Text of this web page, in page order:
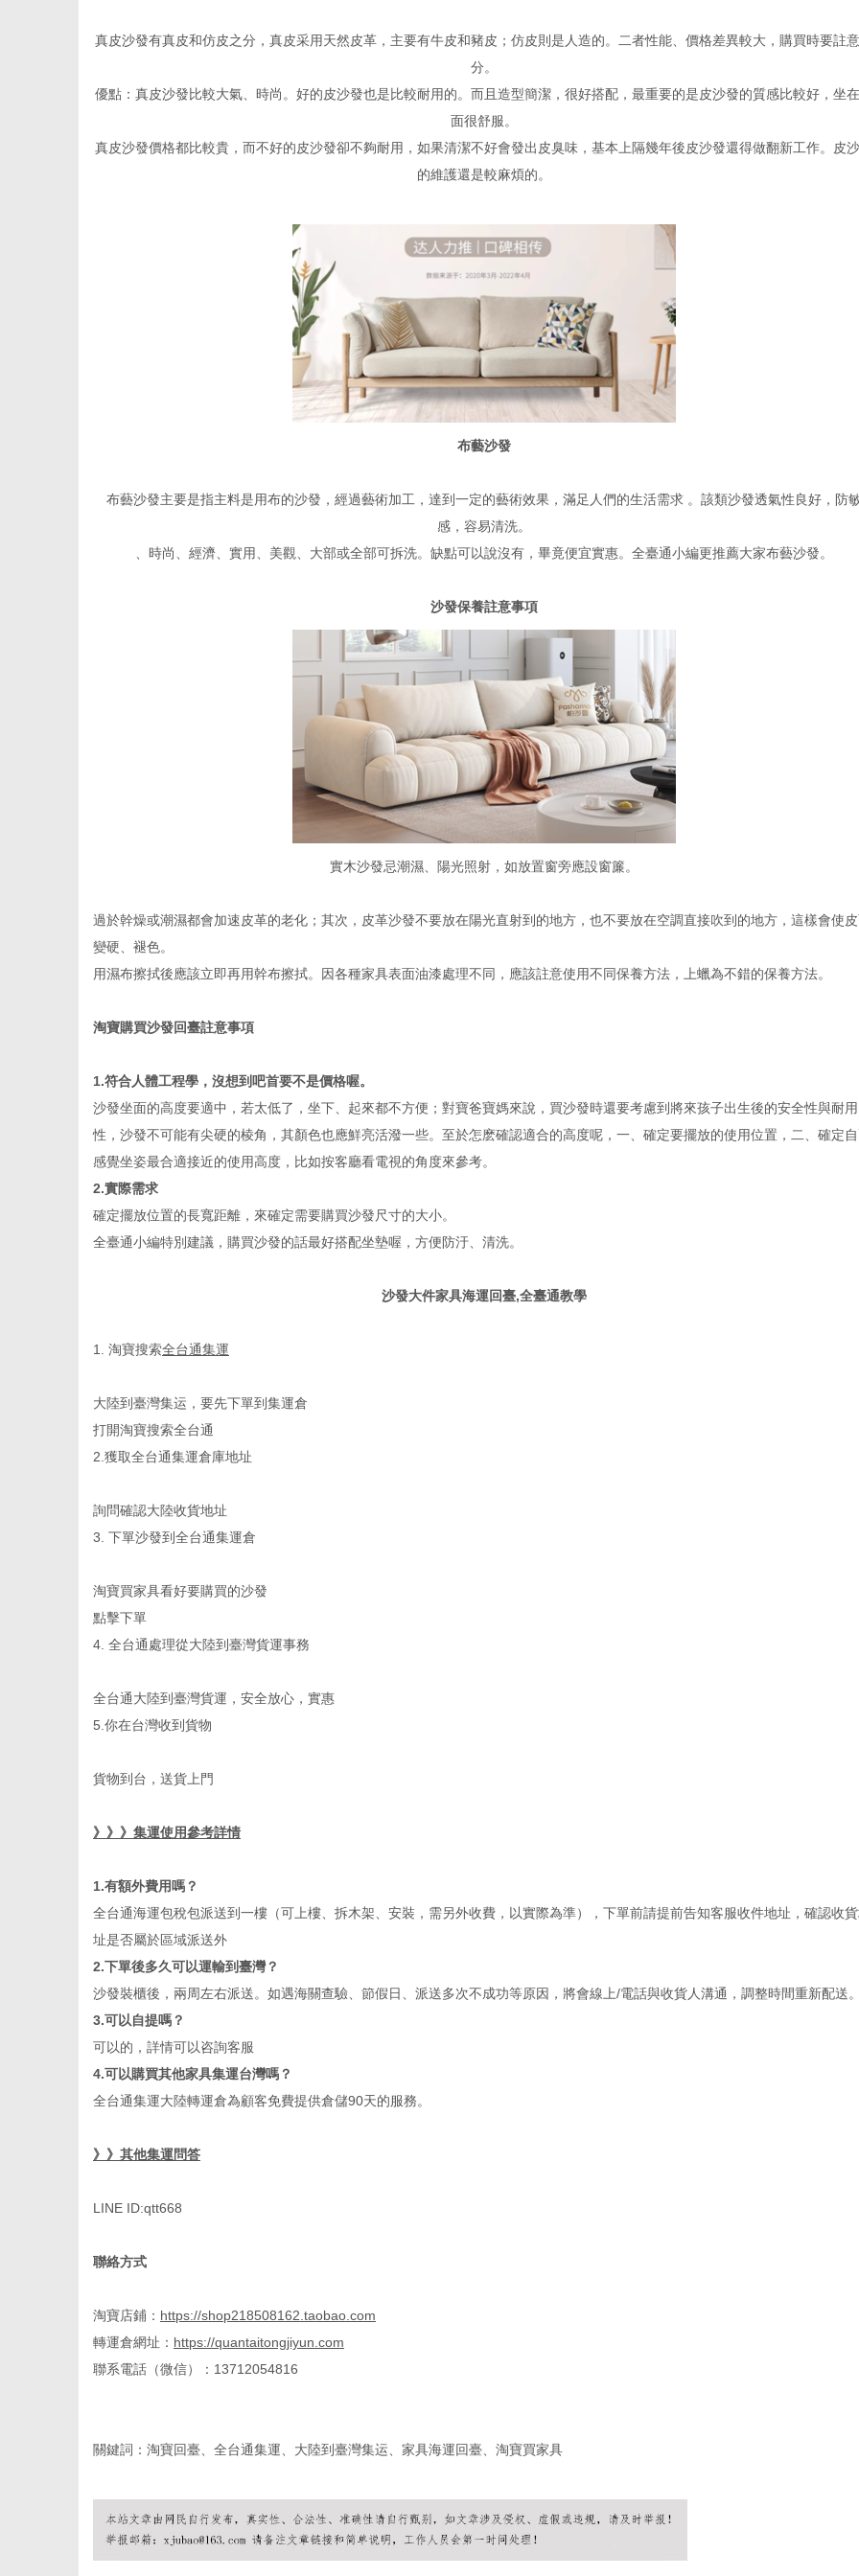
真皮沙發有真皮和仿皮之分，真皮采用天然皮革，主要有牛皮和豬皮；仿皮則是人造的。二者性能、價格差異較大，購買時要註
分。
優點：真皮沙發比較大氣、時尚。好的皮沙發也是比較耐用的。而且造型簡潔，很好搭配，最重要的是皮沙發的質感比較好，坐
面很舒服。
真皮沙發價格都比較貴，而不好的皮沙發卻不夠耐用，如果清潔不好會發出皮臭味，基本上隔幾年後皮沙發還得做翻新工作。皮
的維護還是較麻煩的。
布藝沙發
布藝沙發主要是指主料是用布的沙發，經過藝術加工，達到一定的藝術效果，滿足人們的生活需求 。該類沙發透氣性良好，防
感，容易清洗。
、時尚、經濟、實用、美觀、大部或全部可拆洗。缺點可以說沒有，畢竟便宜實惠。全臺通小編更推薦大家布藝沙發。
沙發保養註意事項
實木沙發忌潮濕、陽光照射，如放置窗旁應設窗簾。
過於幹燥或潮濕都會加速皮革的老化；其次，皮革沙發不要放在陽光直射到的地方，也不要放在空調直接吹到的地方，這樣會使
變硬、褪色。
用濕布擦拭後應該立即再用幹布擦拭。因各種家具表面油漆處理不同，應該註意使用不同保養方法，上蠟為不錯的保養方法。
淘寶購買沙發回臺註意事項
1.符合人體工程學，沒想到吧首要不是價格喔。
沙發坐面的高度要適中，若太低了，坐下、起來都不方便；對寶爸寶媽來說，買沙發時還要考慮到將來孩子出生後的安全性與耐用
性，沙發不可能有尖硬的棱角，其顏色也應鮮亮活潑一些。至於怎麽確認適合的高度呢，一、確定要擺放的使用位置，二、確定
感覺坐姿最合適接近的使用高度，比如按客廳看電視的角度來參考。
2.實際需求
確定擺放位置的長寬距離，來確定需要購買沙發尺寸的大小。
全臺通小編特別建議，購買沙發的話最好搭配坐墊喔，方便防汙、清洗。
沙發大件家具海運回臺,全臺通教學
1. 淘寶搜索全台通集運
大陸到臺灣集运 ，要先下單到集運倉
打開淘寶搜索全台通
2. 獲取全台通集運倉庫地址
詢問確認大陸收貨地址
3. 下單沙發到全台通集運倉
淘寶買家具看好要購買的沙發
點擊下單
4. 全台通處理從大陸到臺灣貨運事務
全台通大陸到臺灣貨運，安全放心，實惠
5. 你在台灣收到貨物
貨物到台，送貨上門
》》》集運使用參考詳情
1.有額外費用嗎？
全台通海運包稅包派送到一樓（可上樓、拆木架、安裝，需另外收費，以實際為準），下單前請提前告知客服收件地址，確認收
址是否屬於區域派送外
2.下單後多久可以運輸到臺灣？
沙發裝櫃後，兩周左右派送。如遇海關查驗、節假日、派送多次不成功等原因，將會線上/電話與收貨人溝通，調整時間重新配送
3.可以自提嗎？
可以的，詳情可以咨詢客服
4.可以購買其他家具集運台灣嗎？
全台通集運大陸轉運倉為顧客免費提供倉儲90天的服務。
》》其他集運問答
LINE ID:qtt668
聯絡方式
淘寶店鋪： https://shop218508162.taobao.com
轉運倉網址： https://quantaitongjiyun.com
聯系電話（微信）： 13712054816
關鍵詞 ： 淘寶回臺 全台通集運 、大陸到臺灣集运、家具海運回臺、淘寶買家具